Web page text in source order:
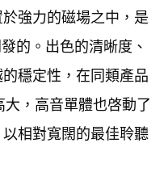
強力的磁場之中，是
的。出色的清晰度、
穩定性，在同類產品
，高音單體也啓動了
相對寬闊的最佳聆聽